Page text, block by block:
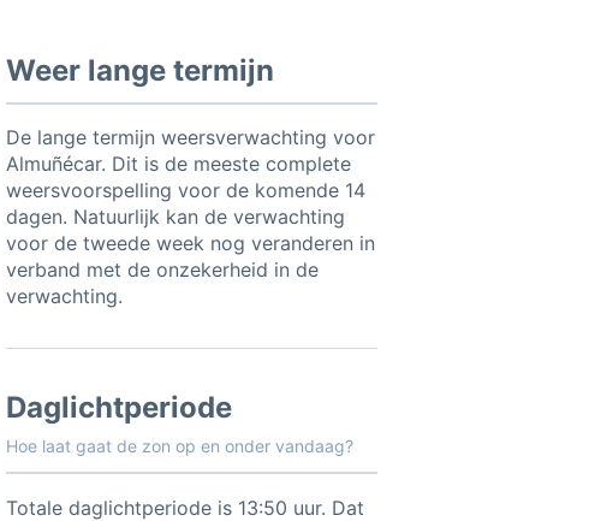
Weer lange termijn
De lange termijn weersverwachting voor
Almuñécar. Dit is de meeste complete
weersvoorspelling voor de komende 14
dagen. Natuurlijk kan de verwachting
voor de tweede week nog veranderen in
verband met de onzekerheid in de
verwachting.
Daglichtperiode
Hoe laat gaat de zon op en onder vandaag?
Totale daglichtperiode is 13:50 uur. Dat